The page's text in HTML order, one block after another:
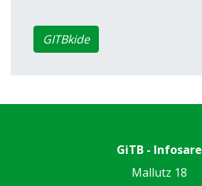
GITBkide
GiTB - Infosare
Mallutz 18